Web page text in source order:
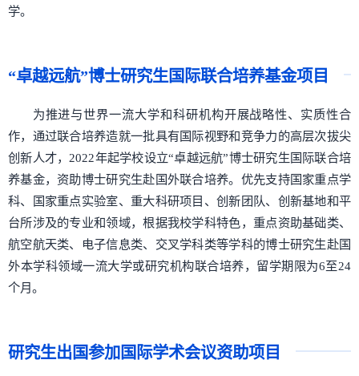
学。
“卓越远航”博士研究生国际联合培养基金项目
为推进与世界一流大学和科研机构开展战略性、实质性合
作，通过联合培养造就一批具有国际视野和竞争力的高层次拔尖
创新人才，2022年起学校设立“卓越远航”博士研究生国际联合培
养基金，资助博士研究生赴国外联合培养。优先支持国家重点学
科、国家重点实验室、重大科研项目、创新团队、创新基地和平
台所涉及的专业和领域，根据我校学科特色，重点资助基础类、
航空航天类、电子信息类、交叉学科类等学科的博士研究生赴国
外本学科领域一流大学或研究机构联合培养，留学期限为6至24
个月。
研究生出国参加国际学术会议资助项目